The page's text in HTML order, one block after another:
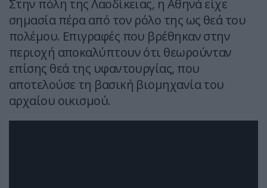
Στην πόλη της Λαοδίκειας, η Αθηνά είχε
σημασία πέρα από τον ρόλο της ως θεά του
πολέμου. Επιγραφές που βρέθηκαν στην
περιοχή αποκαλύπτουν ότι θεωρούνταν
επίσης θεά της υφαντουργίας, που
αποτελούσε τη βασική βιομηχανία του
αρχαίου οικισμού.